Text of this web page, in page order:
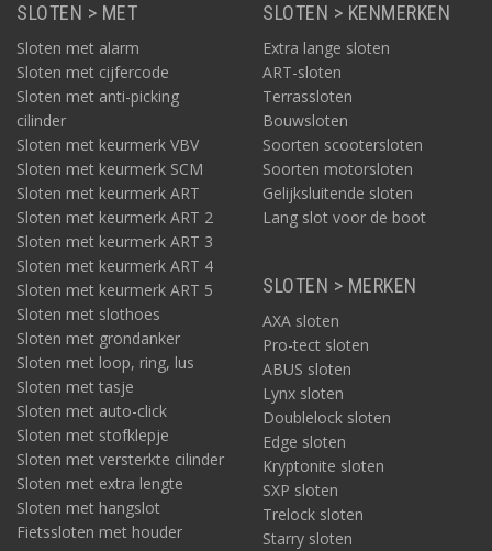
SLOTEN > MET
Sloten met alarm
Sloten met cijfercode
Sloten met anti-picking
cilinder
Sloten met keurmerk VBV
Sloten met keurmerk SCM
Sloten met keurmerk ART
Sloten met keurmerk ART 2
Sloten met keurmerk ART 3
Sloten met keurmerk ART 4
Sloten met keurmerk ART 5
Sloten met slothoes
Sloten met grondanker
Sloten met loop, ring, lus
Sloten met tasje
Sloten met auto-click
Sloten met stofklepje
Sloten met versterkte cilinder
Sloten met extra lengte
Sloten met hangslot
Fietssloten met houder
SLOTEN > KENMERKEN
Extra lange sloten
ART-sloten
Terrassloten
Bouwsloten
Soorten scootersloten
Soorten motorsloten
Gelijksluitende sloten
Lang slot voor de boot
SLOTEN > MERKEN
AXA sloten
Pro-tect sloten
ABUS sloten
Lynx sloten
Doublelock sloten
Edge sloten
Kryptonite sloten
SXP sloten
Trelock sloten
Starry sloten